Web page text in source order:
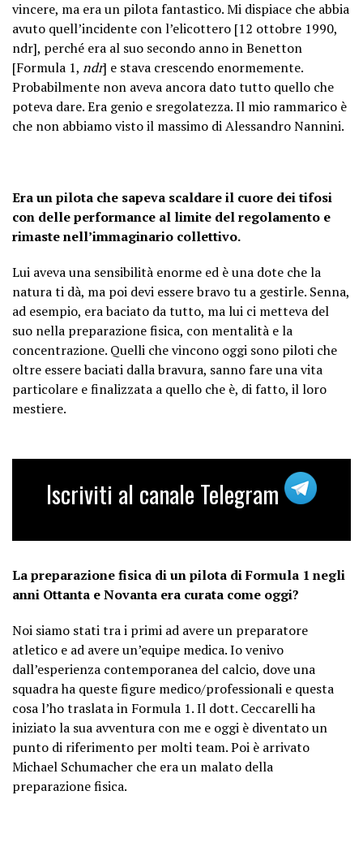
vincere, ma era un pilota fantastico. Mi dispiace che abbia
avuto quell’incidente con l’elicottero [12 ottobre 1990,
ndr], perché era al suo secondo anno in Benetton
[Formula 1, ndr] e stava crescendo enormemente.
Probabilmente non aveva ancora dato tutto quello che
poteva dare. Era genio e sregolatezza. Il mio rammarico è
che non abbiamo visto il massimo di Alessandro Nannini.
Era un pilota che sapeva scaldare il cuore dei tifosi
con delle performance al limite del regolamento e
rimaste nell’immaginario collettivo.
Lui aveva una sensibilità enorme ed è una dote che la
natura ti dà, ma poi devi essere bravo tu a gestirle. Senna,
ad esempio, era baciato da tutto, ma lui ci metteva del
suo nella preparazione fisica, con mentalità e la
concentrazione. Quelli che vincono oggi sono piloti che
oltre essere baciati dalla bravura, sanno fare una vita
particolare e finalizzata a quello che è, di fatto, il loro
mestiere.
Iscriviti al canale Telegram
La preparazione fisica di un pilota di Formula 1 negli
anni Ottanta e Novanta era curata come oggi?
Noi siamo stati tra i primi ad avere un preparatore
atletico e ad avere un’equipe medica. Io venivo
dall’esperienza contemporanea del calcio, dove una
squadra ha queste figure medico/professionali e questa
cosa l’ho traslata in Formula 1. Il dott. Ceccarelli ha
iniziato la sua avventura con me e oggi è diventato un
punto di riferimento per molti team. Poi è arrivato
Michael Schumacher che era un malato della
preparazione fisica.